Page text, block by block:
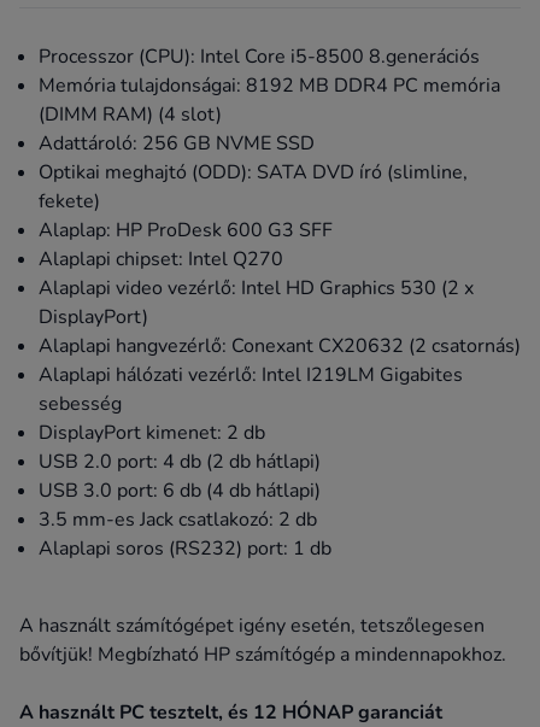
Processzor (CPU): Intel Core i5-8500 8.generációs
Memória tulajdonságai: 8192 MB DDR4 PC memória
(DIMM RAM) (4 slot)
Adattároló: 256 GB NVME SSD
Optikai meghajtó (ODD): SATA DVD író (slimline,
fekete)
Alaplap: HP ProDesk 600 G3 SFF
Alaplapi chipset: Intel Q270
Alaplapi video vezérlő: Intel HD Graphics 530 (2 x
DisplayPort)
Alaplapi hangvezérlő: Conexant CX20632 (2 csatornás)
Alaplapi hálózati vezérlő: Intel I219LM Gigabites
sebesség
DisplayPort kimenet: 2 db
USB 2.0 port: 4 db (2 db hátlapi)
USB 3.0 port: 6 db (4 db hátlapi)
3.5 mm-es Jack csatlakozó: 2 db
Alaplapi soros (RS232) port: 1 db
A használt számítógépet igény esetén, tetszőlegesen
bővítjük! Megbízható HP számítógép a mindennapokhoz.
A használt PC tesztelt, és 12 HÓNAP garanciát